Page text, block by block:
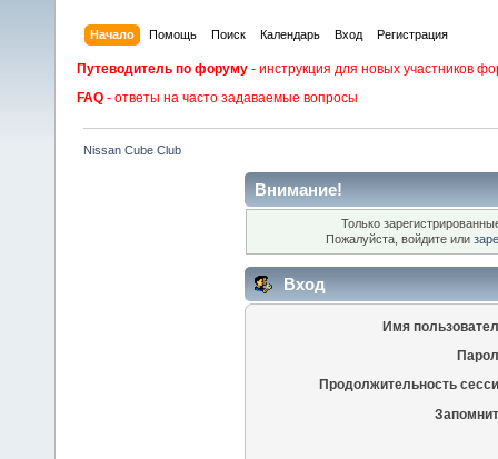
Начало Помощь Поиск Календарь Вход Регистрация
Путеводитель по форуму - инструкция для новых участников
FAQ - ответы на часто задаваемые вопросы
Nissan Cube Club
Внимание!
Только
Пожалуйста, войдите или
Вход
Имя
Продолжительность